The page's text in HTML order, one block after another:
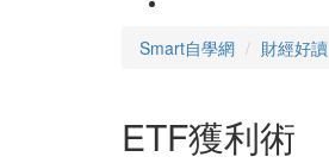
Smart自學網 財經好讀
ETF獲利術